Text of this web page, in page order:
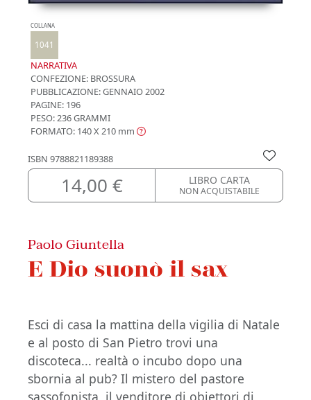
COLLANA
1041
NARRATIVA
CONFEZIONE: BROSSURA
PUBBLICAZIONE:GENNAIO 2002
PAGINE: 196
PESO: 236 GRAMMI
FORMATO: 140 X 210 mm
ISBN 9788821189388
14,00 € LIBRO CARTA
NON ACQUISTABILE
Paolo Giuntella
E Dio suonò il sax
Esci di casa la mattina della vigilia di Natale
e al posto di San Pietro trovi una
discoteca... realtà o incubo dopo una
sbornia al pub? Il mistero del pastore
sassofonista, il venditore di obiettori di